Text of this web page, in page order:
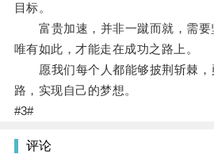
目标。
富贵加速，并非一蹴而就，需要
唯有如此，才能走在成功之路上。
愿我们每个人都能够披荆斩棘，
路，实现自己的梦想。
#3#
评论